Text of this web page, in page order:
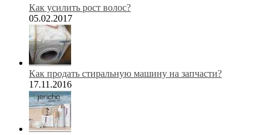
Как усилить рост волос?
05.02.2017
Как продать стиральную машину на запчасти?
17.11.2016